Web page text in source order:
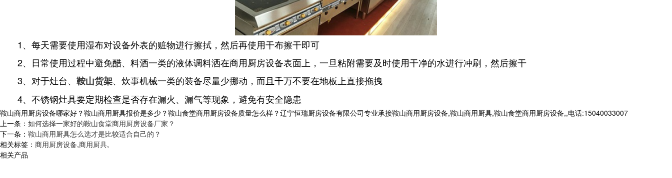
1、每天需要使用湿布对设备外表的赃物进行擦拭，然后再使用干布擦干即可
2、日常使用过程中避免醋、料酒一类的液体调料洒在商用厨房设备表面上，一旦粘附需要及时使用干净的水进行冲刷，然后擦干
3、对于灶台、 鞍山货架、炊事机械一类的装备尽量少挪动，而且千万不要在地板上直接拖拽
4、不锈钢灶具要定期检查是否存在漏火、漏气等现象，避免有安全隐患
鞍山商用厨房设备哪家好？鞍山商用厨具报价是多少？鞍山食堂商用厨房设备质量怎么样？辽宁恒瑞厨房设备有限公司专业承接鞍山商用厨房设备,鞍山商用厨具,鞍山食堂商用厨房设备,,电话:15040033007
上一条： 如何选择一家好的鞍山食堂商用厨房设备厂家？
下一条： 鞍山商用厨具怎么选才是比较适合自己的？
相关标签： 商用厨房设备,商用厨具,
相关产品